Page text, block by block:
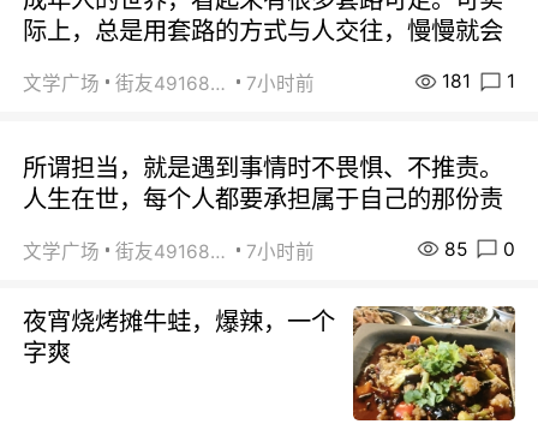
际上，总是用套路的方式与人交往，慢慢就会
文学广场 街友49168527 7小时前 181 1
所谓担当，就是遇到事情时不畏惧、不推责。
人生在世，每个人都要承担属于自己的那份责
文学广场 街友49168527 7小时前 85 0
夜宵烧烤摊牛蛙，爆辣，一个
字爽